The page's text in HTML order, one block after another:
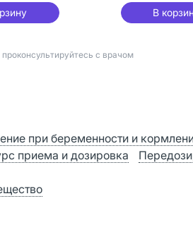
В
с врачом
при беременности и
приема и дозировка